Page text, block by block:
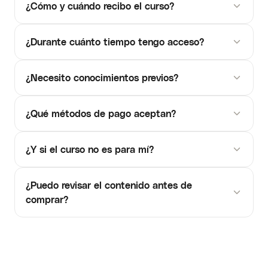
¿Cómo y cuándo recibo el curso?
¿Durante cuánto tiempo tengo acceso?
¿Necesito conocimientos previos?
¿Qué métodos de pago aceptan?
¿Y si el curso no es para mí?
¿Puedo revisar el contenido antes de
comprar?